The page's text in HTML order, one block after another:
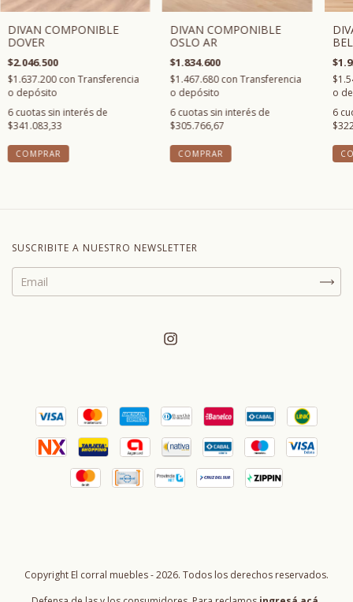
DIVAN COMPONIBLE
DOVER
$2.046.500
$1.637.200con Transferencia
o depósito
6cuotas sin interés de
$341.083,33
COMPRAR
DIVAN COMPONIBLE
OSLO AR
$1.834.600
$1.467.680con Transferencia
o depósito
6cuotas sin interés de
$305.766,67
COMPRAR
o
6
SUSCRIBITE A NUESTRO NEWSLETTER
Copyright El corral muebles - 2026. Todos los derechos reservados.